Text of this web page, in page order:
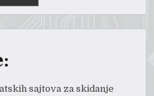
sajtova za skidanje